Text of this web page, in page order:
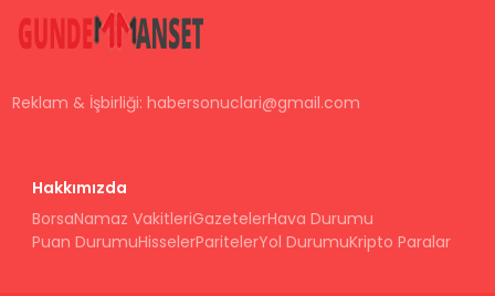
Reklam & İşbirliği:habersonuclari@gmail.com
Hakkımızda
BorsaNamaz VakitleriGazetelerHava Durumu
Puan DurumuHisselerParitelerYol DurumuKripto Paralar